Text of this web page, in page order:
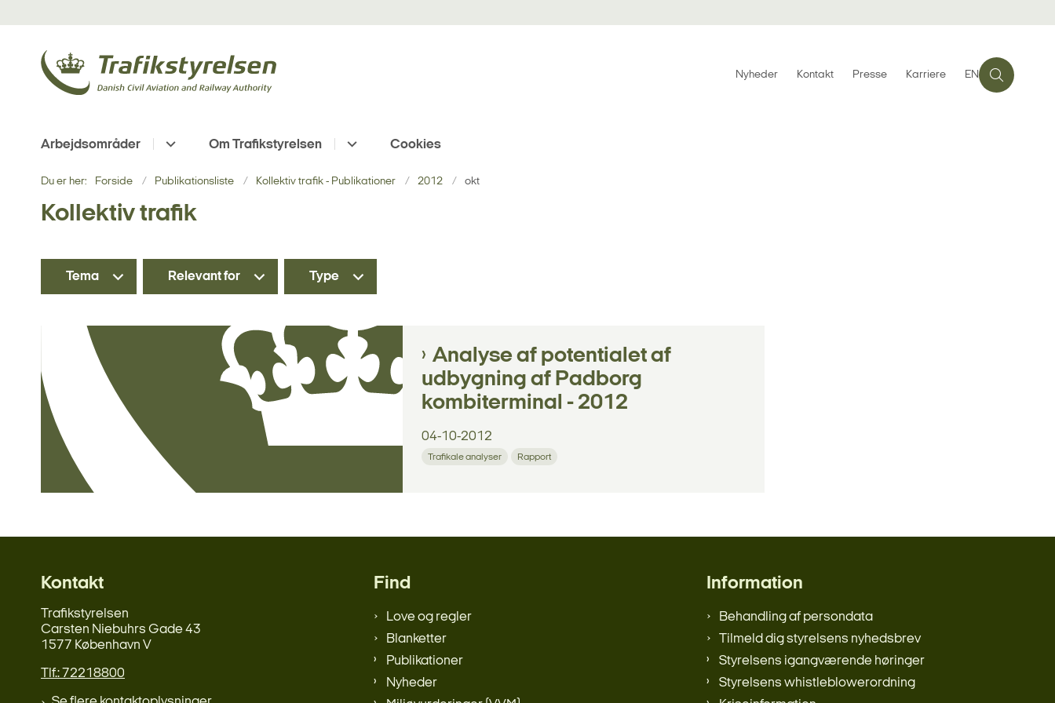
Nyheder Kontakt Presse Karriere EN
Arbejdsområder Om Trafikstyrelsen Cookies
Du er her: Forside Publikationsliste Kollektiv trafik - Publikationer 2012 okt
Kollektiv trafik
Tema Relevant for Type
Analyse af potentialet af
udbygning af Padborg
kombiterminal - 2012
04-10-2012
Trafikale analyser Rapport
Kontakt
Trafikstyrelsen
Carsten Niebuhrs Gade 43
1577 København V
Tlf.: 72218800
Find
Love og regler
Blanketter
Publikationer
Nyheder
Information
Behandling af persondata
Tilmeld dig styrelsens nyhedsbrev
Styrelsens igangværende høringer
Styrelsens whistleblowerordning